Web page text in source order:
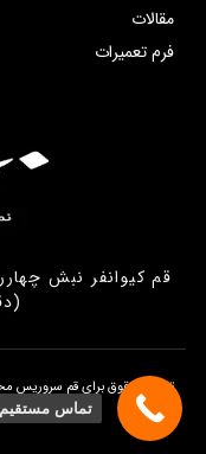
مقالات
فرم تعمیرات
قم کیوانفر نبش
تمامی حقوق برای قم سروریس
تماس مستقیم